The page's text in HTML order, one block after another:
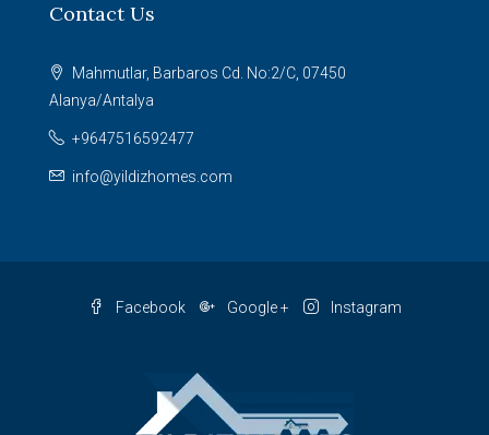
Contact Us
Mahmutlar, Barbaros Cd. No:2/C, 07450
Alanya/Antalya
+9647516592477
info@yildizhomes.com
Facebook Google + Instagram